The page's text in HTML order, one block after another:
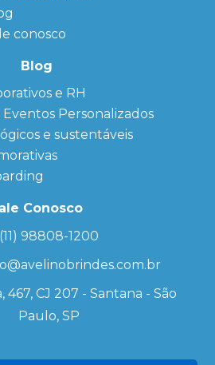
Personalizado
personalizados
Brindes
Corporativos
Copos Térmicos
Personalizados
Datas Especiais
Ecobag
Personalizada
Kits
conosco
Blog
e RH
Eventos Personalizados
e sustentáveis
Conosco
(11) 98808-1200
467, CJ 207 - Santana - São
Paulo, SP